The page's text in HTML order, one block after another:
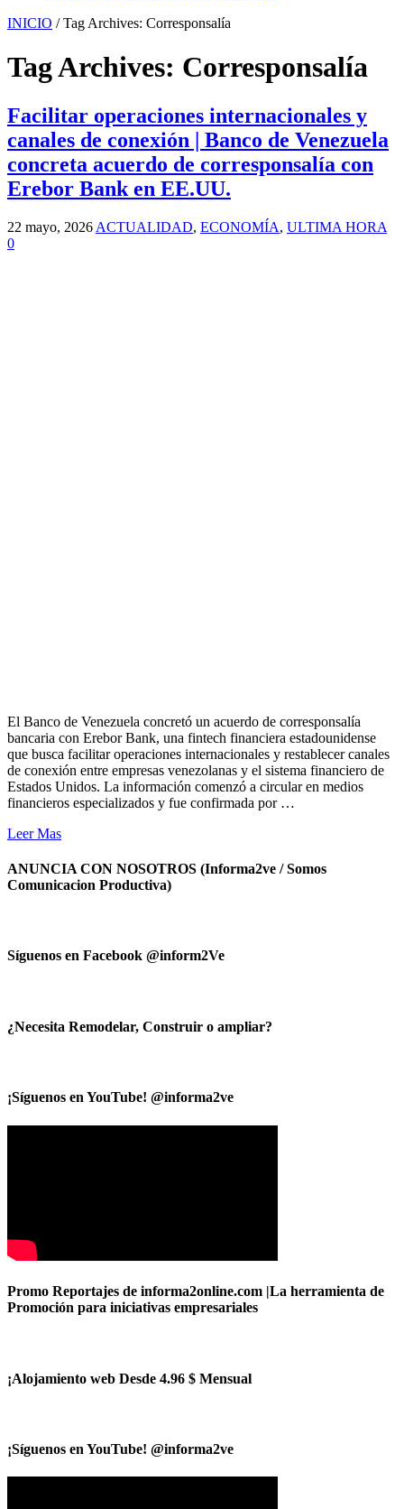
INICIO / Tag Archives: Corresponsalía
Tag Archives: Corresponsalía
Facilitar operaciones internacionales y
canales de conexión | Banco de Venezuela
concreta acuerdo de corresponsalía con
Erebor Bank en EE.UU.
22 mayo, 2026 ACTUALIDAD, ECONOMÍA, ULTIMA HORA
0
El Banco de Venezuela concretó un acuerdo de corresponsalía
bancaria con Erebor Bank, una fintech financiera estadounidense
que busca facilitar operaciones internacionales y restablecer canales
de conexión entre empresas venezolanas y el sistema financiero de
Estados Unidos. La información comenzó a circular en medios
financieros especializados y fue confirmada por …
Leer Mas
ANUNCIA CON NOSOTROS (Informa2ve / Somos
Comunicacion Productiva)
Síguenos en Facebook @inform2Ve
¿Necesita Remodelar, Construir o ampliar?
¡Síguenos en YouTube! @informa2ve
Promo Reportajes de informa2online.com |La herramienta de
Promoción para iniciativas empresariales
¡Alojamiento web Desde 4.96 $ Mensual
¡Síguenos en YouTube! @informa2ve